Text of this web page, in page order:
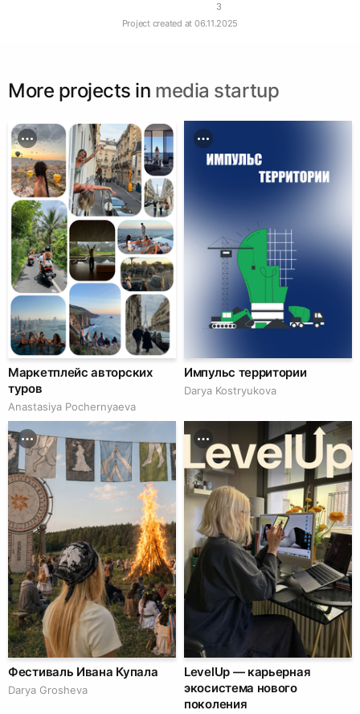
3
Project created at 06.11.2025
More projects in media startup
Маркетплейс авторских
туров
Anastasiya Pochernyaeva
Импульс территории
Darya Kostryukova
Фестиваль Ивана Купала
Darya Grosheva
LevelUp — карьерная
экосистема нового
поколения